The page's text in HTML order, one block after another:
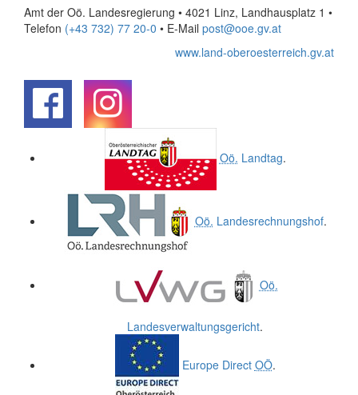
Amt der Oö. Landesregierung • 4021 Linz, Landhausplatz 1 •
Telefon (+43 732) 77 20-0 • E-Mail post@ooe.gv.at
www.land-oberoesterreich.gv.at
Oö. Landtag.
Oö. Landesrechnungshof.
Oö.
Landesverwaltungsgericht.
Europe Direct OÖ.